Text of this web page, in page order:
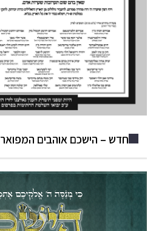
חדש – הישכם אוהבים המפואר